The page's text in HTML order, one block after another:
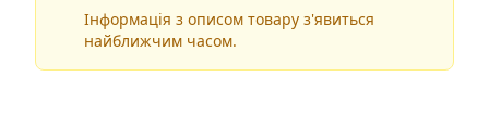
Інформація з описом товару з'явиться
найближчим часом.